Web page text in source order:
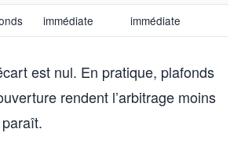
immédiate immédiate
est nul. En pratique, plafonds
rendent l’arbitrage moins
paraît.